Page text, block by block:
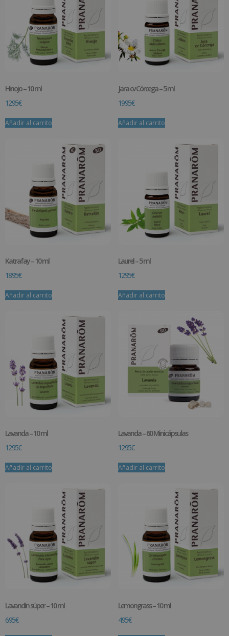
Hinojo – 10 ml
12.95€
Añadir al carrito
Jara cv Córcega – 5 ml
19.95€
Añadir al carrito
Katrafay – 10 ml
18.95€
Añadir al carrito
Laurel – 5 ml
12.95€
Añadir al carrito
Lavanda – 10 ml
12.95€
Añadir al carrito
Lavanda – 60 Minicápsulas
12.95€
Añadir al carrito
Lavandín súper – 10 ml
6.95€
Lemongrass – 10 ml
4.95€